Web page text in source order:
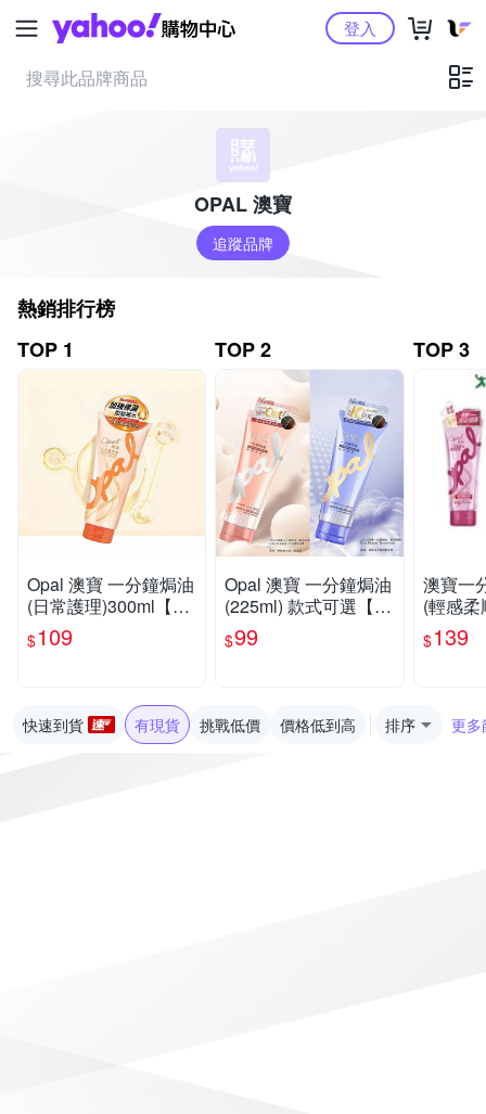
Yahoo購物中心登入
OPAL 澳寶
追蹤品牌
熱銷排行榜
TOP 1
Opal 澳寶 一分鐘焗油
(日常護理)300ml【小
三美日】空運禁送 DS
026261 護髮膜 潤絲
$109
TOP 2
Opal 澳寶 一分鐘焗油
(225ml) 款式可選【小
三美日】空運禁送 DS
026264 護髮膜 潤絲
$99
TOP 3
澳寶一
(輕感
深層
$139
快速到貨 有現貨 挑戰低價 價格低到高 排序 更多